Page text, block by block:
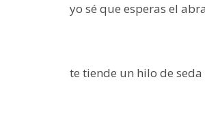
yo sé que esperas el
te tiende un hilo de